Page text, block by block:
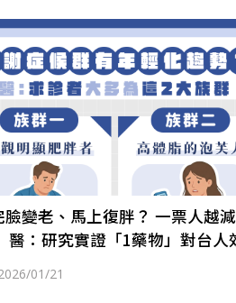
臉變老、馬上復胖？ 一票人越
醫：研究實證「1藥物」對台人
01/21